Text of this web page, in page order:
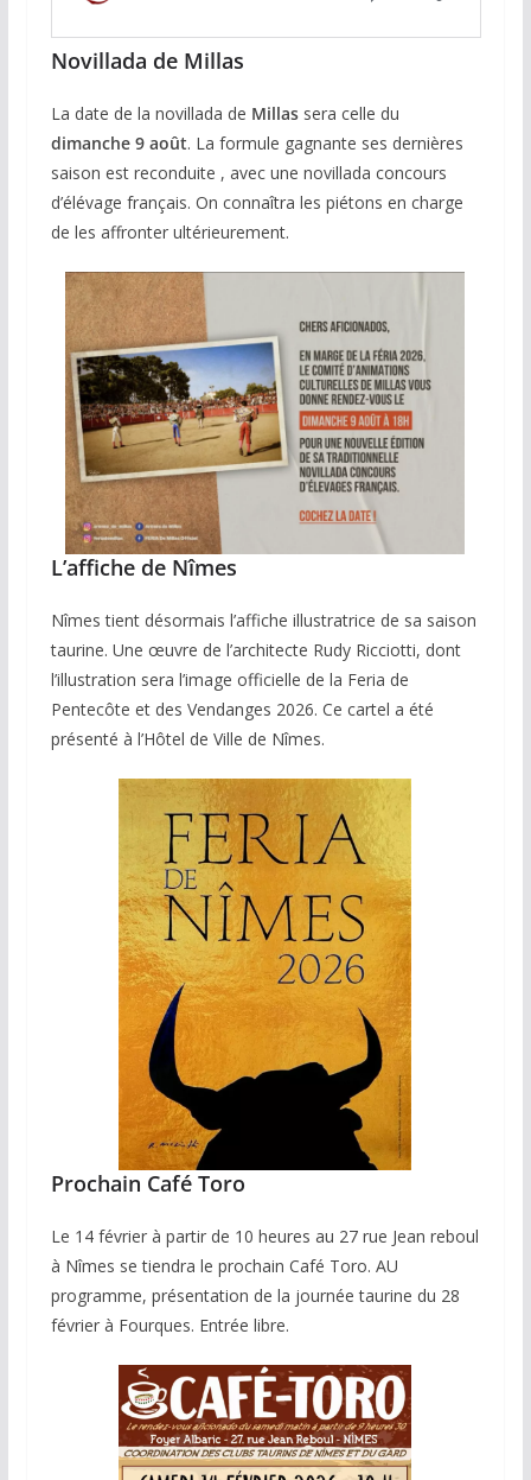
Novillada de Millas
La date de la novillada de Millassera celle du
dimanche 9 août. La formule gagnante ses dernières
saison est reconduite , avec une novillada concours
d’élévage français. On connaîtra les piétons en charge
de les affronter ultérieurement.
L’affiche de Nîmes
Nîmes tient désormais l’affiche illustratrice de sa saison
taurine. Une œuvre de l’architecte Rudy Ricciotti, dont
l’illustration sera l’image officielle de la Feria de
Pentecôte et des Vendanges 2026. Ce cartel a été
présenté à l’Hôtel de Ville de Nîmes.
Prochain Café Toro
Le 14 février à partir de 10 heures au 27 rue Jean reboul
à Nîmes se tiendra le prochain Café Toro. AU
programme, présentation de la journée taurine du 28
février à Fourques. Entrée libre.